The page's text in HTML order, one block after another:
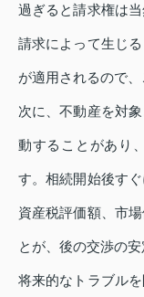
過ぎると請求権は
請求によって生じ
が適用されるので
次に、不動産を対
動することがあり
す。相続開始後す
資産税評価額、市
とが、後の交渉の安
将来的なトラブル